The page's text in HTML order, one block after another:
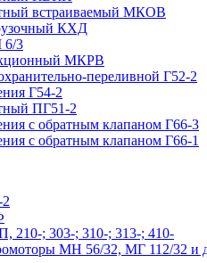
встраиваемый МКОВ
КХД
6/3
МКРВ
переливной Г52-2
Г54-2
ПГ51-2
с обратным клапаном Г66-3
с обратным клапаном Г66-1
210-; 303-; 310-; 313-; 410-
МН 56/32, МГ 112/32 и